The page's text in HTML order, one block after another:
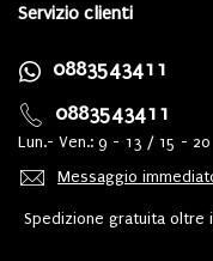
Servizio clienti
0883543411
0883543411
Lun.- Ven.: 9 - 13 / 15 - 20
Messaggio
Spedizione gratuita oltre